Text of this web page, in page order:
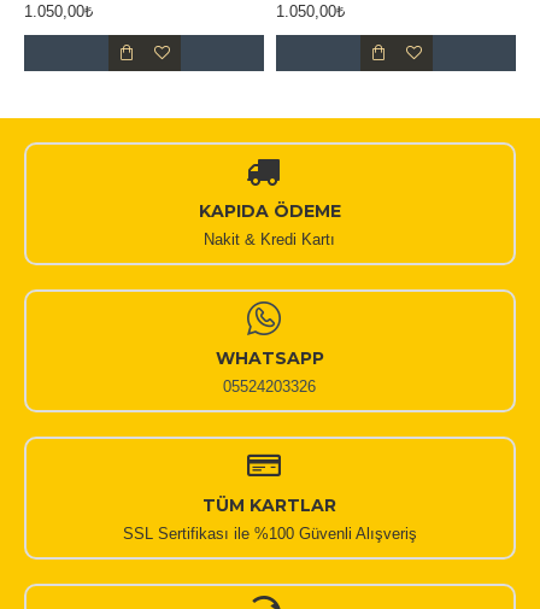
1.050,00₺ 1.050,00₺
KAPIDA ÖDEME
Nakit & Kredi Kartı
WHATSAPP
05524203326
TÜM KARTLAR
SSL Sertifikası ile %100 Güvenli Alışveriş